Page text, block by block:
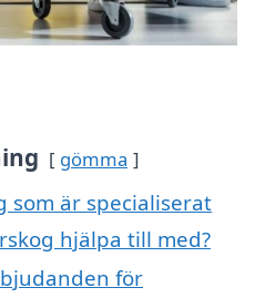
gömma
som är specialiserat
hjälpa till med?
för